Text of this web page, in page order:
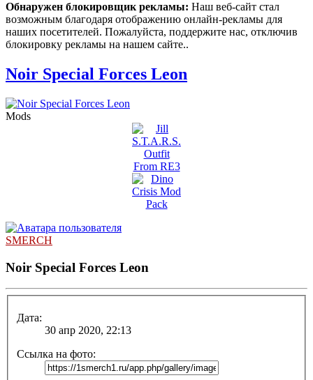
Обнаружен блокировщик рекламы: Наш веб-сайт стал
возможным благодаря отображению онлайн-рекламы для
наших посетителей. Пожалуйста, поддержите нас, отключив
блокировку рекламы на нашем сайте..
Noir Special Forces Leon
Mods
SMERCH
Noir Special Forces Leon
Дата:
30 апр 2020, 22:13
Ссылка на фото: